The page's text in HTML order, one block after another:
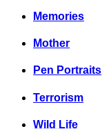
Memories
Mother
Pen Portraits
Terrorism
Wild Life